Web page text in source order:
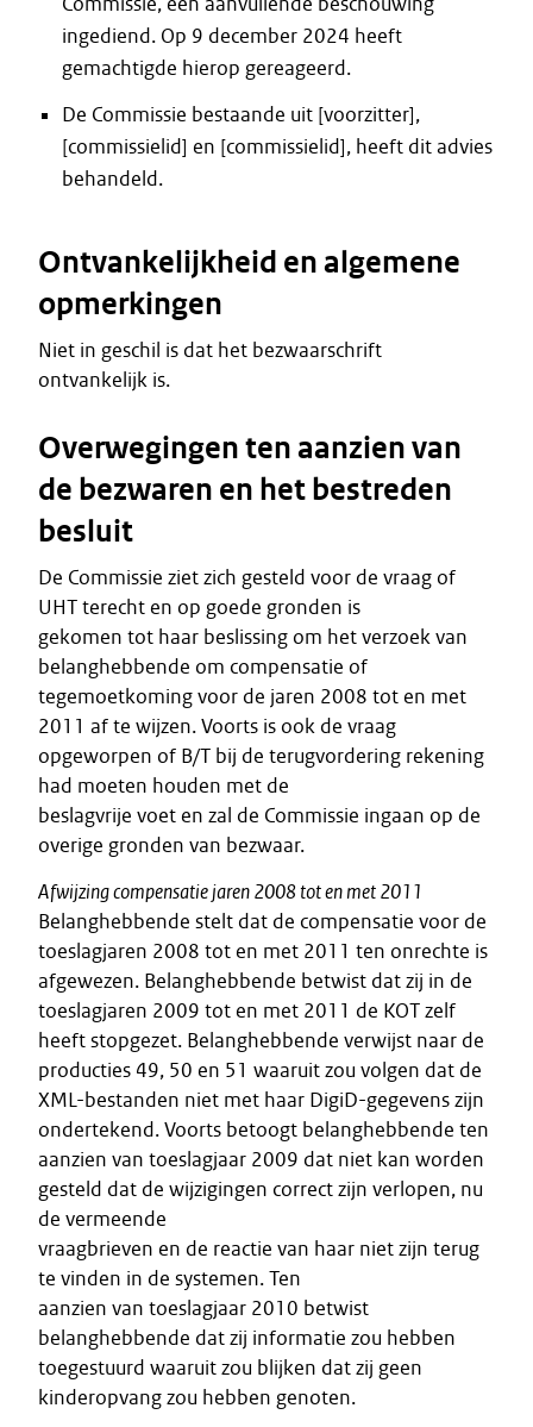
ingediend. Op 9 december 2024 heeft
gemachtigde hierop gereageerd.
De Commissie bestaande uit [voorzitter],
[commissielid] en [commissielid], heeft dit advies
behandeld.
Ontvankelijkheid en algemene
opmerkingen
Niet in geschil is dat het bezwaarschrift
ontvankelijk is.
Overwegingen ten aanzien van
de bezwaren en het bestreden
besluit
De Commissie ziet zich gesteld voor de vraag of
UHT terecht en op goede gronden is
gekomen tot haar beslissing om het verzoek van
belanghebbende om compensatie of
tegemoetkoming voor de jaren 2008 tot en met
2011 af te wijzen. Voorts is ook de vraag
opgeworpen of B/T bij de terugvordering rekening
had moeten houden met de
beslagvrije voet en zal de Commissie ingaan op de
overige gronden van bezwaar.
Afwijzing compensatie jaren 2008 tot en met 2011
Belanghebbende stelt dat de compensatie voor de
toeslagjaren 2008 tot en met 2011 ten onrechte is
afgewezen. Belanghebbende betwist dat zij in de
toeslagjaren 2009 tot en met 2011 de KOT zelf
heeft stopgezet. Belanghebbende verwijst naar de
producties 49, 50 en 51 waaruit zou volgen dat de
XML-bestanden niet met haar DigiD-gegevens zijn
ondertekend. Voorts betoogt belanghebbende ten
aanzien van toeslagjaar 2009 dat niet kan worden
gesteld dat de wijzigingen correct zijn verlopen, nu
de vermeende
vraagbrieven en de reactie van haar niet zijn terug
te vinden in de systemen. Ten
aanzien van toeslagjaar 2010 betwist
belanghebbende dat zij informatie zou hebben
toegestuurd waaruit zou blijken dat zij geen
kinderopvang zou hebben genoten.